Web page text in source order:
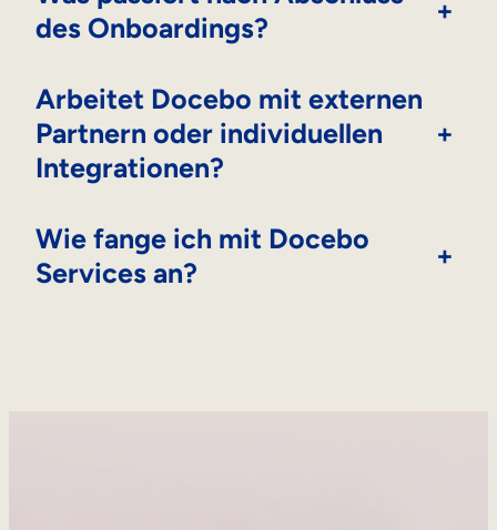
des Onboardings?
+
Arbeitet Docebo mit externen
Partnern oder individuellen
Integrationen?
+
Wie fange ich mit Docebo
Services an?
+